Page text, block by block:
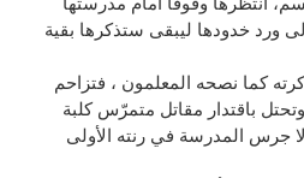
ورد خدودها ليبقى ستذكرها بقية
كما نصحه المعلمون ، فتزاحم
باقتدار مقاتل متمرّس كلبة
جرس المدرسة في رنته الأولى